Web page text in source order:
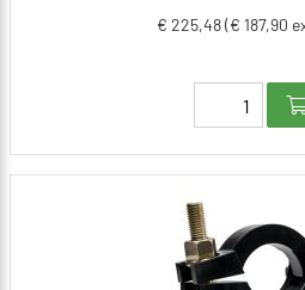
€ 225,48 (€ 187,90